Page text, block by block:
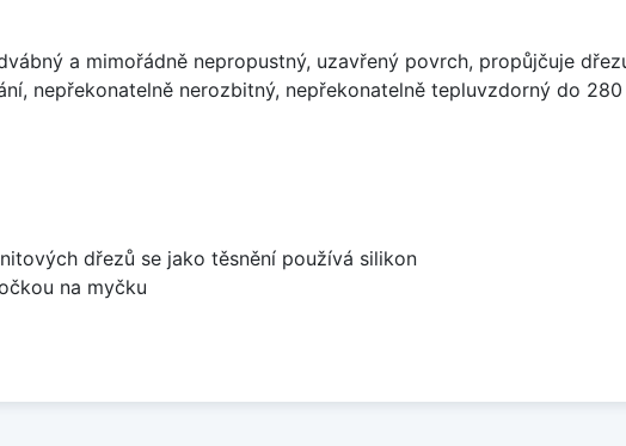
a mimořádně nepropustný, uzavřený povrch, propůjčuje
nepřekonatelně nerozbitný, nepřekonatelně tepluvzdorný do
dřezů se jako těsnění používá silikon
na myčku